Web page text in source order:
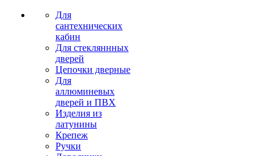
Для
сантехнических
кабин
Для стекляннных
дверей
Цепочки дверные
Для
аллюминевых
дверей и ПВХ
Изделия из
латунины
Крепеж
Ручки